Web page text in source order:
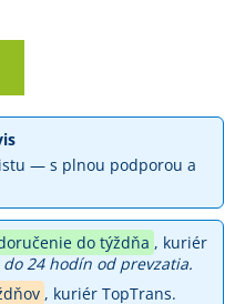
— s plnou podporou a
do týždňa , kuriér
24 hodín od prevzatia.
, kuriér TopTrans.